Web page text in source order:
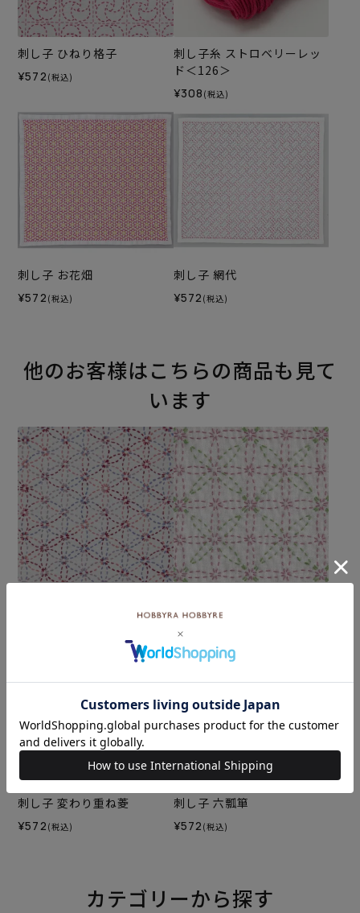
刺し子 ひねり格子
¥572 (税込)
刺し子糸 ストロベリーレッ
ド＜126＞
¥308 (税込)
刺し子 お花畑
¥572 (税込)
刺し子 網代
¥572 (税込)
他のお客様はこちらの商品も見て
います
¥572(税込)
刺し子 変わり重ね菱
¥572 (税込)
刺し子 六瓢箪
¥572 (税込)
カテゴリーから探す